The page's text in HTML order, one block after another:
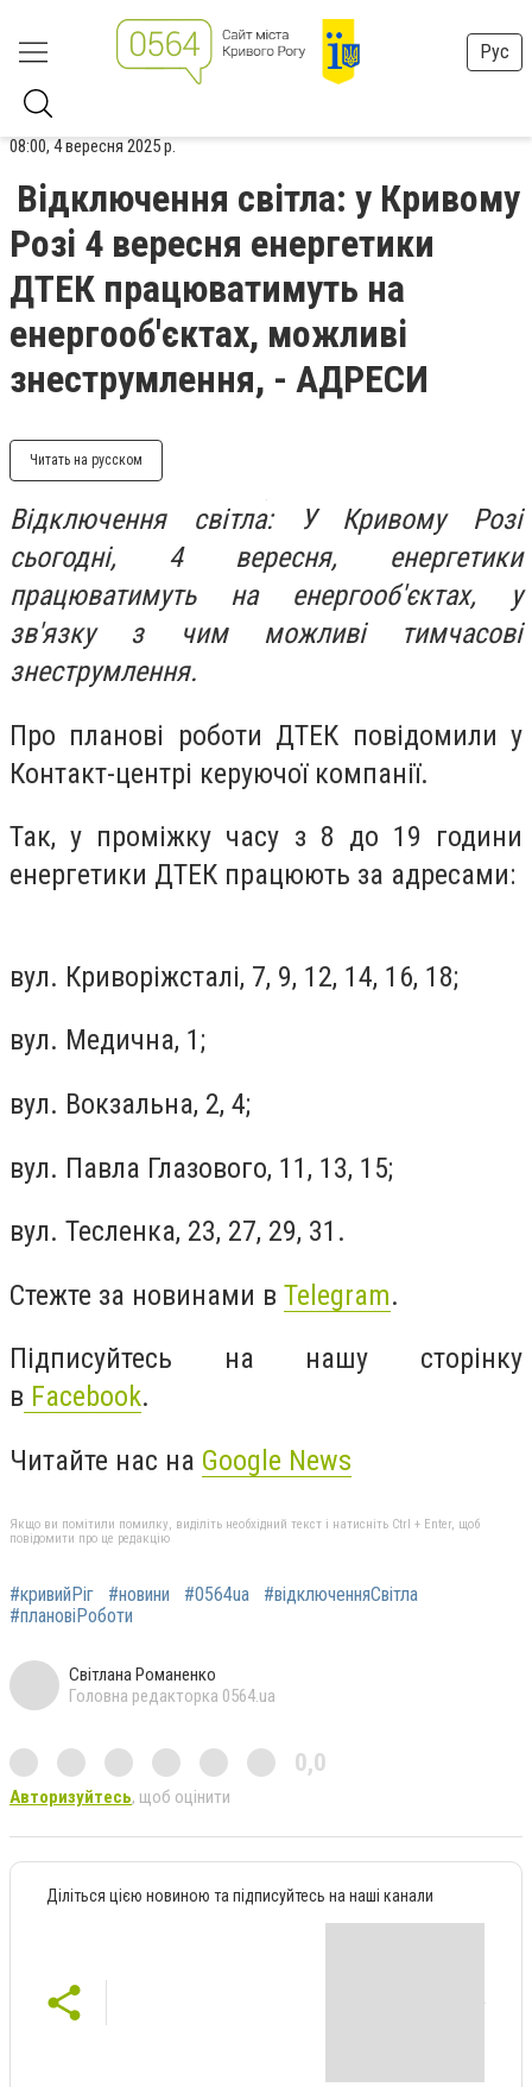
Рус
08:00, 4 вересня 2025 р.
Відключення світла: у Кривому
Розі 4 вересня енергетики
ДТЕК працюватимуть на
енергооб'єктах, можливі
знеструмлення, - АДРЕСИ
Читать на русском
Відключення світла:
У Кривому Розі
сьогодні, 4 вересня, енергетики
працюватимуть на енергооб'єктах, у
зв'язку з чим можливі тимчасові
знеструмлення.
Про планові роботи ДТЕК повідомили у
Контакт-центрі керуючої компанії.
Так, у проміжку часу з 8 до 19 години
енергетики ДТЕК працюють за адресами:
вул. Криворіжсталі, 7, 9, 12, 14, 16, 18;
вул. Медична, 1;
вул. Вокзальна, 2, 4;
вул. Павла Глазового, 11, 13, 15;
вул. Тесленка, 23, 27, 29, 31.
Стежте за новинами в Telegram.
Підписуйтесь на нашу сторінку
в Facebook.
Читайте нас на Google News
Якщо ви помітили помилку, виділіть необхідний текст і натисніть Ctrl + Enter, щоб
повідомити про це редакцію
#кривийРіг #новини #0564ua
#відключенняСвітла
#плановіРоботи
Світлана Романенко
Головна редакторка 0564.ua
0,0
Авторизуйтесь, щоб оцінити
Діліться цією новиною та підписуйтесь на наші канали